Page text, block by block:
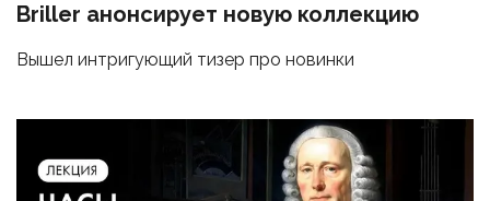
Briller анонсирует новую коллекцию
Вышел интригующий тизер про новинки